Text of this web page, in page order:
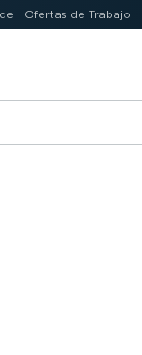
Ofertas de Trabajo